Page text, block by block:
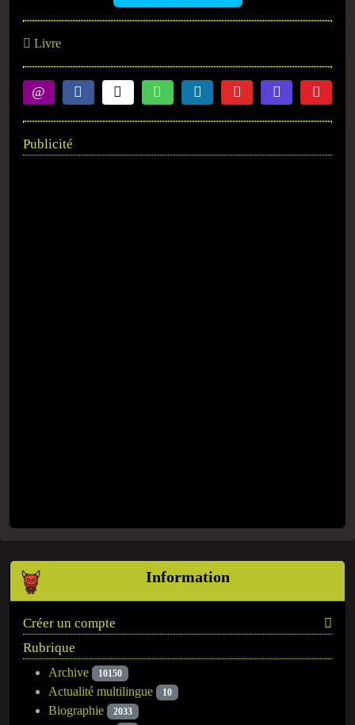
Information
Créer un compte
Rubrique
Archive 10150
Actualité multilingue 10
Biographie 2033
Livre
Publicité